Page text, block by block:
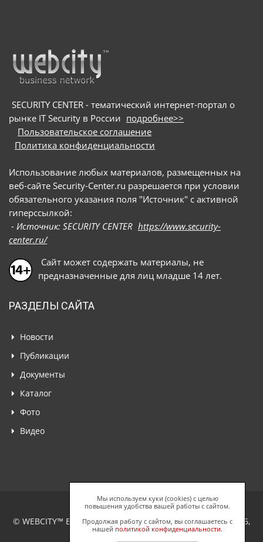
SECURITY CENTER - тематический интернет-портал о
рынке IT Security в России подробнее>>
Пользовательское соглашение
Политика конфиденциальности
Использование любых материалов, размещенных на
веб-сайте Security-Center.ru разрешается при условии
обязательного указания поля "Источник" с активной
гиперссылкой:
- Источник: SECURITY CENTER https://www.security-
center.ru/
Сайт может содержать материалы, не
предназначенные для лиц младше 14 лет.
РАЗДЕЛЫ САЙТА
Новости
Публикации
Документы
Каталог
Фото
Видео
© WEBCITY™ Business Network, ООО "Спайдерс Веб", 2026,
Все права защищены.
Мы используем куки (cookies) с целью
повышения удобства вашей работы с сайтом.
Продолжая работу с сайтом, вы соглашаетесь с
нашей политикой конфиденциальности.